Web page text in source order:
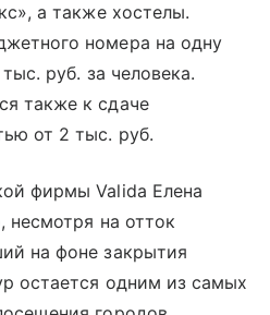
а также хостелы.
номера на одну
руб. за человека.
также к сдаче
от 2 тыс. руб.
фирмы Valida Елена
несмотря на отток
на фоне закрытия
остается одним из самых